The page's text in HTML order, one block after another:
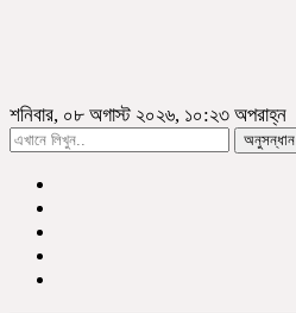
শনিবার, ০৮ অগাস্ট ২০২৬, ১০:২৩ অপরাহ্ন
অনুসন্ধান